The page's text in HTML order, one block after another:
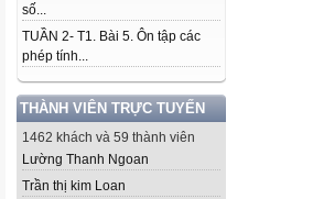
số...
TUẦN 2- T1. Bài 5. Ôn tập các
phép tính...
THÀNH VIÊN TRỰC TUYẾN
1462 khách và 59 thành viên
Lường Thanh Ngoan
Trần thị kim Loan